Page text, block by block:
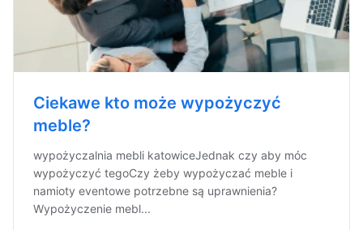
Ciekawe kto może wypożyczyć
meble?
wypożyczalnia mebli katowiceJednak czy aby móc
wypożyczyć tegoCzy żeby wypożyczać meble i
namioty eventowe potrzebne są uprawnienia?
Wypożyczenie mebl...